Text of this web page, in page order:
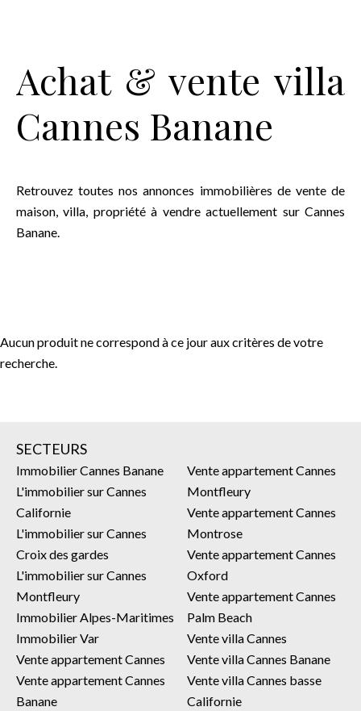
Achat & vente villa
Cannes Banane
Retrouvez toutes nos annonces immobilières de vente de
maison, villa, propriété à vendre actuellement sur Cannes
Banane.
Aucun produit ne correspond à ce jour aux critères de votre
recherche.
SECTEURS
Immobilier Cannes Banane
L'immobilier sur Cannes
Californie
L'immobilier sur Cannes
Croix des gardes
L'immobilier sur Cannes
Montfleury
Immobilier Alpes-Maritimes
Immobilier Var
Vente appartement Cannes
Vente appartement Cannes
Banane
Vente appartement Cannes
Montfleury
Vente appartement Cannes
Montrose
Vente appartement Cannes
Oxford
Vente appartement Cannes
Palm Beach
Vente villa Cannes
Vente villa Cannes Banane
Vente villa Cannes basse
Californie